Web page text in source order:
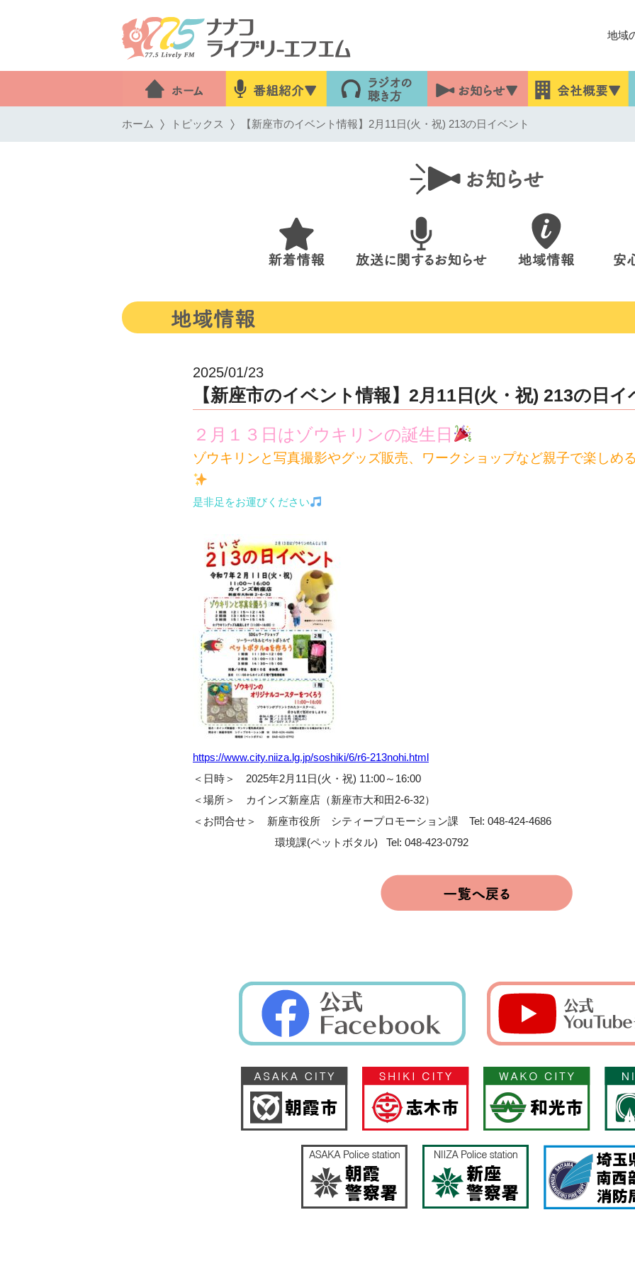
地域
ホーム トピックス 【新座市のイベント情報】2月11日(火・祝) 213の日イベント
2025/01/23
【新座市のイベント情報】2月11日(火・祝) 213の日イ
２月１３日はゾウキリンの誕生日
ゾウキリンと写真撮影やグッズ販売、ワークショップなど親子で楽しめ
是非足をお運びください
https://www.city.niiza.lg.jp/soshiki/6/r6-213nohi.html
＜日時＞ 2025年2月11日(火・祝) 11:00～16:00
＜場所＞ カインズ新座店（新座市大和田2-6-32）
＜お問合せ＞ 新座市役所 シティープロモーション課 Tel: 048-424-4686
環境課(ペットボタル) Tel: 048-423-0792